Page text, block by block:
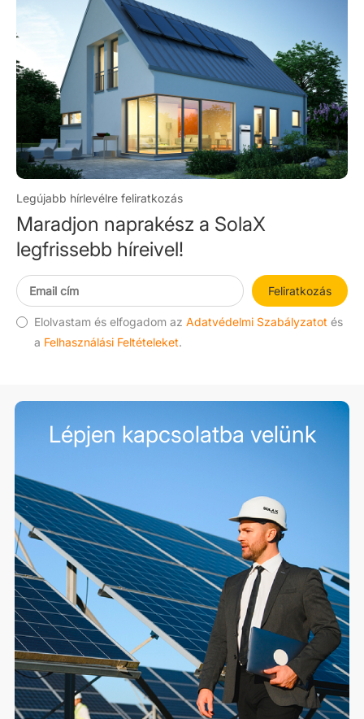
Legújabb hírlevélre feliratkozás
Maradjon naprakész a SolaX
legfrissebb híreivel!
Feliratkozás
Elolvastam és elfogadom az Adatvédelmi Szabályzatot és
a Felhasználási Feltételeket.
Lépjen kapcsolatba velünk